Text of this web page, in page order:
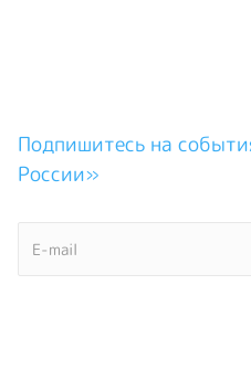
Подпишитесь на
России»